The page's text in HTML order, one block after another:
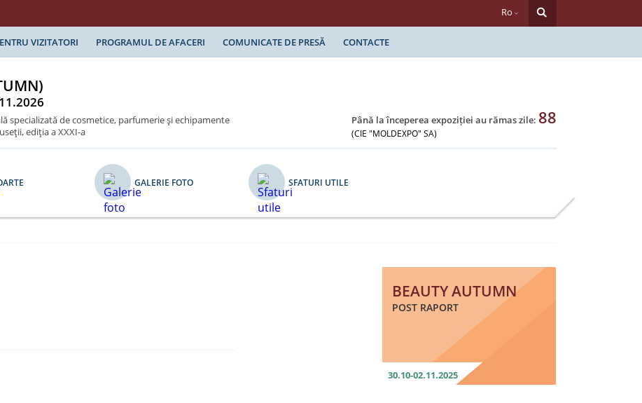
Ro
VIZITATORI PROGRAMUL DE AFACERI COMUNICATE DE PRESĂ CONTACTE
specializată de cosmetice, parfumerie şi echipamente
ediţia a XXXI-a
Până la începerea expoziției au rămas zile: 88
(CIE "MOLDEXPO" SA)
GALERIE FOTO SFATURI UTILE
BEAUTY AUTUMN
POST RAPORT
30.10-02.11.2025